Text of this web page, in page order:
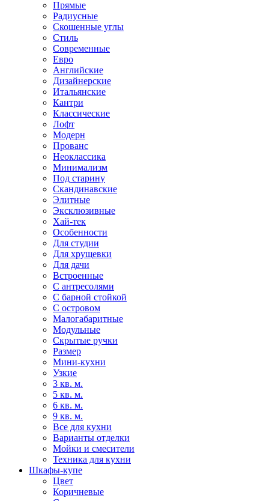
Прямые
Радиусные
Скошенные углы
Стиль
Современные
Евро
Английские
Дизайнерские
Итальянские
Кантри
Классические
Лофт
Модерн
Прованс
Неоклассика
Минимализм
Под старину
Скандинавские
Элитные
Эксклюзивные
Хай-тек
Особенности
Для студии
Для хрущевки
Для дачи
Встроенные
С антресолями
С барной стойкой
С островом
Малогабаритные
Модульные
Скрытые ручки
Размер
Мини-кухни
Узкие
3 кв. м.
5 кв. м.
6 кв. м.
9 кв. м.
Все для кухни
Варианты отделки
Мойки и смесители
Техника для кухни
Шкафы-купе
Цвет
Коричневые